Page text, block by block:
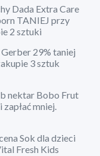
Dada Extra Care
TANIEJ przy
2 sztuki
29% taniej
3 sztuk
nektar Bobo Frut
zapłać mniej.
Sok dla dzieci
Fresh Kids